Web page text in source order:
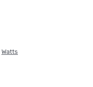
Watts